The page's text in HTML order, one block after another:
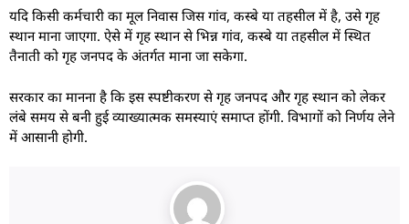
यदि किसी कर्मचारी का मूल निवास जिस गांव, कस्बे या तहसील में है, उसे गृह
स्थान माना जाएगा. ऐसे में गृह स्थान से भिन्न गांव, कस्बे या तहसील में स्थित
तैनाती को गृह जनपद के अंतर्गत माना जा सकेगा.
सरकार का मानना है कि इस स्पष्टीकरण से गृह जनपद और गृह स्थान को लेकर
लंबे समय से बनी हुई व्याख्यात्मक समस्याएं समाप्त होंगी. विभागों को निर्णय लेने
में आसानी होगी.